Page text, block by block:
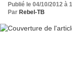
Publié le 04/10/2012 à
Par Rebel-TB